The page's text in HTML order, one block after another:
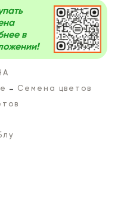
в
Семена цветов